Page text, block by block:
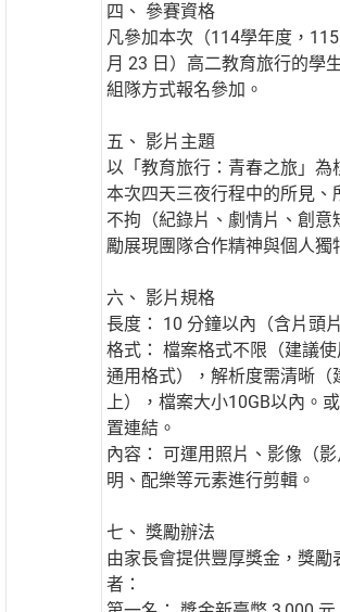
四、 參賽資格
凡參加本次（114學年度，
月 23 日）高二教育旅行的學
組隊方式報名參加。
五、 影片主題
以「教育旅行：青春之旅」為
本次四天三夜行程中的所見、
不拘（紀錄片、劇情片、創意
勵展現團隊合作精神與個人獨
六、 影片規格
長度： 10 分鐘以內（含片頭
格式： 檔案格式不限（建議使
通用格式），解析度需清晰（
上），檔案大小10GB以內。
置連結。
內容： 可運用照片、影像（
明、配樂等元素進行剪輯。
七、 獎勵辦法
由家長會提供豐厚獎金，獎勵
者：